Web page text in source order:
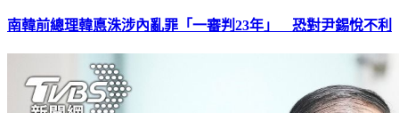
南韓前總理韓悳洙涉內亂罪「一審判23年」 恐對尹錫悅不利